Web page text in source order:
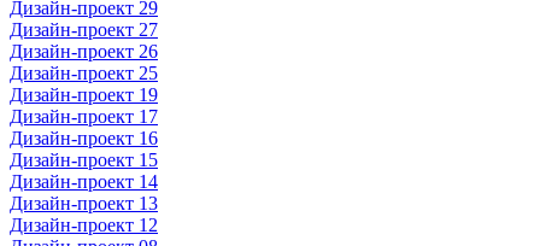
Дизайн-проект 29
Дизайн-проект 27
Дизайн-проект 26
Дизайн-проект 25
Дизайн-проект 19
Дизайн-проект 17
Дизайн-проект 16
Дизайн-проект 15
Дизайн-проект 14
Дизайн-проект 13
Дизайн-проект 12